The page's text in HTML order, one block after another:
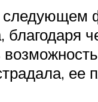
следующем
благодаря
ее